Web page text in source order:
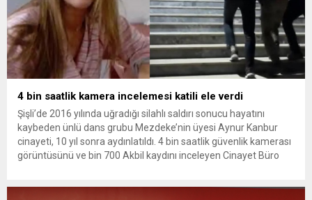
4 bin saatlik kamera incelemesi katili ele verdi
Şişli’de 2016 yılında uğradığı silahlı saldırı sonucu hayatını
kaybeden ünlü dans grubu Mezdeke’nin üyesi Aynur Kanbur
cinayeti, 10 yıl sonra aydınlatıldı. 4 bin saatlik güvenlik kamerası
görüntüsünü ve bin 700 Akbil kaydını inceleyen Cinayet Büro